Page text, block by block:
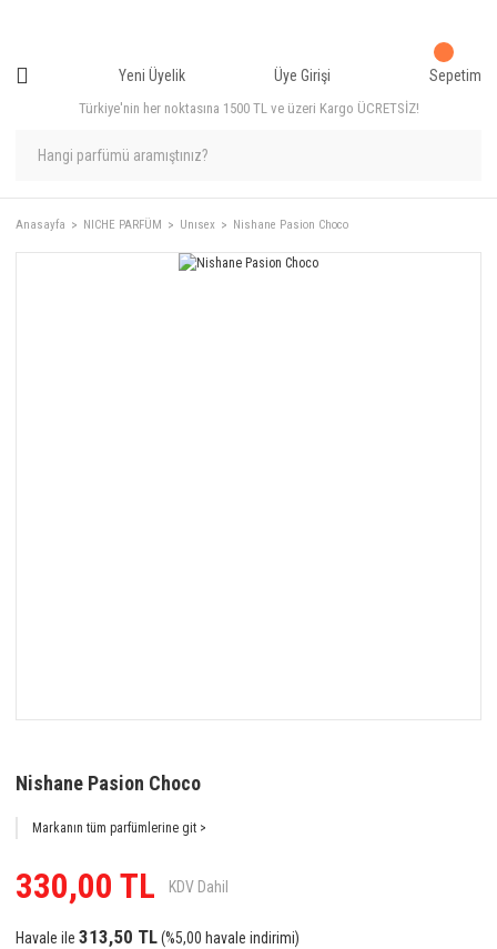
Türkiye'nin her noktasına 1500 TL ve üzeri Kargo ÜCRETSİZ!
Yeni Üyelik Üye Girişi Sepetim
Anasayfa NICHE PARFÜM Unısex Nishane Pasion Choco
Nishane Pasion Choco
Markanın tüm parfümlerine git >
330,00 TL KDV Dahil
Havale ile 313,50 TL(%5,00 havale indirimi)